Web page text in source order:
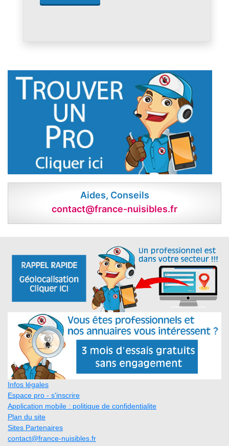
Aides, Conseils
contact@france-nuisibles.fr
Infos légales
Espace pro - s'inscrire
Application mobile : politique de confidentialite
Plan du site
Sites Partenaires
contact@france-nuisibles.fr